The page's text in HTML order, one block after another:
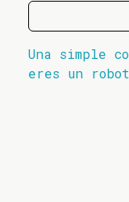
Una simple
eres un robot